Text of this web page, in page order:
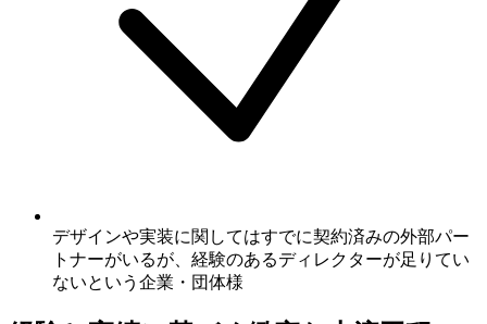
デザインや実装に関してはすでに契約済みの外部パー
トナーがいるが、経験のあるディレクターが足りてい
ないという企業・団体様